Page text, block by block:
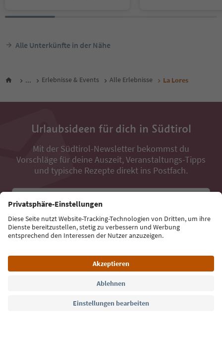
Alle Unterkünfte in der Nähe
... Erlebnisse & Events Alle Erlebnisse La Lores
Urlaubsideen für dich in Südtirol
Mit der Südtirol-Newsletter bekommst du
Vorschläge für deine Auszeit, Veranstaltungs-Tipps
und typische Rezepte direkt ins Postfach.
E-Mail Adresse
Jetzt anmelden